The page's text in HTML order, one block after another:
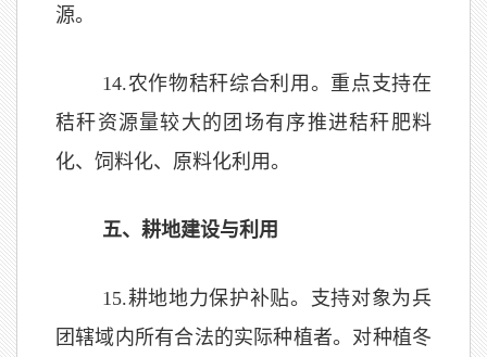
源。
14.农作物秸秆综合利用。 重点支持在
秸秆资源量较大的团场有序推进秸秆肥料
化、饲料化、原料化利用。
五、耕地建设与利用
15.耕地地力保护补贴。支持对象为兵
团辖域内所有合法的实际种植者。对种植冬